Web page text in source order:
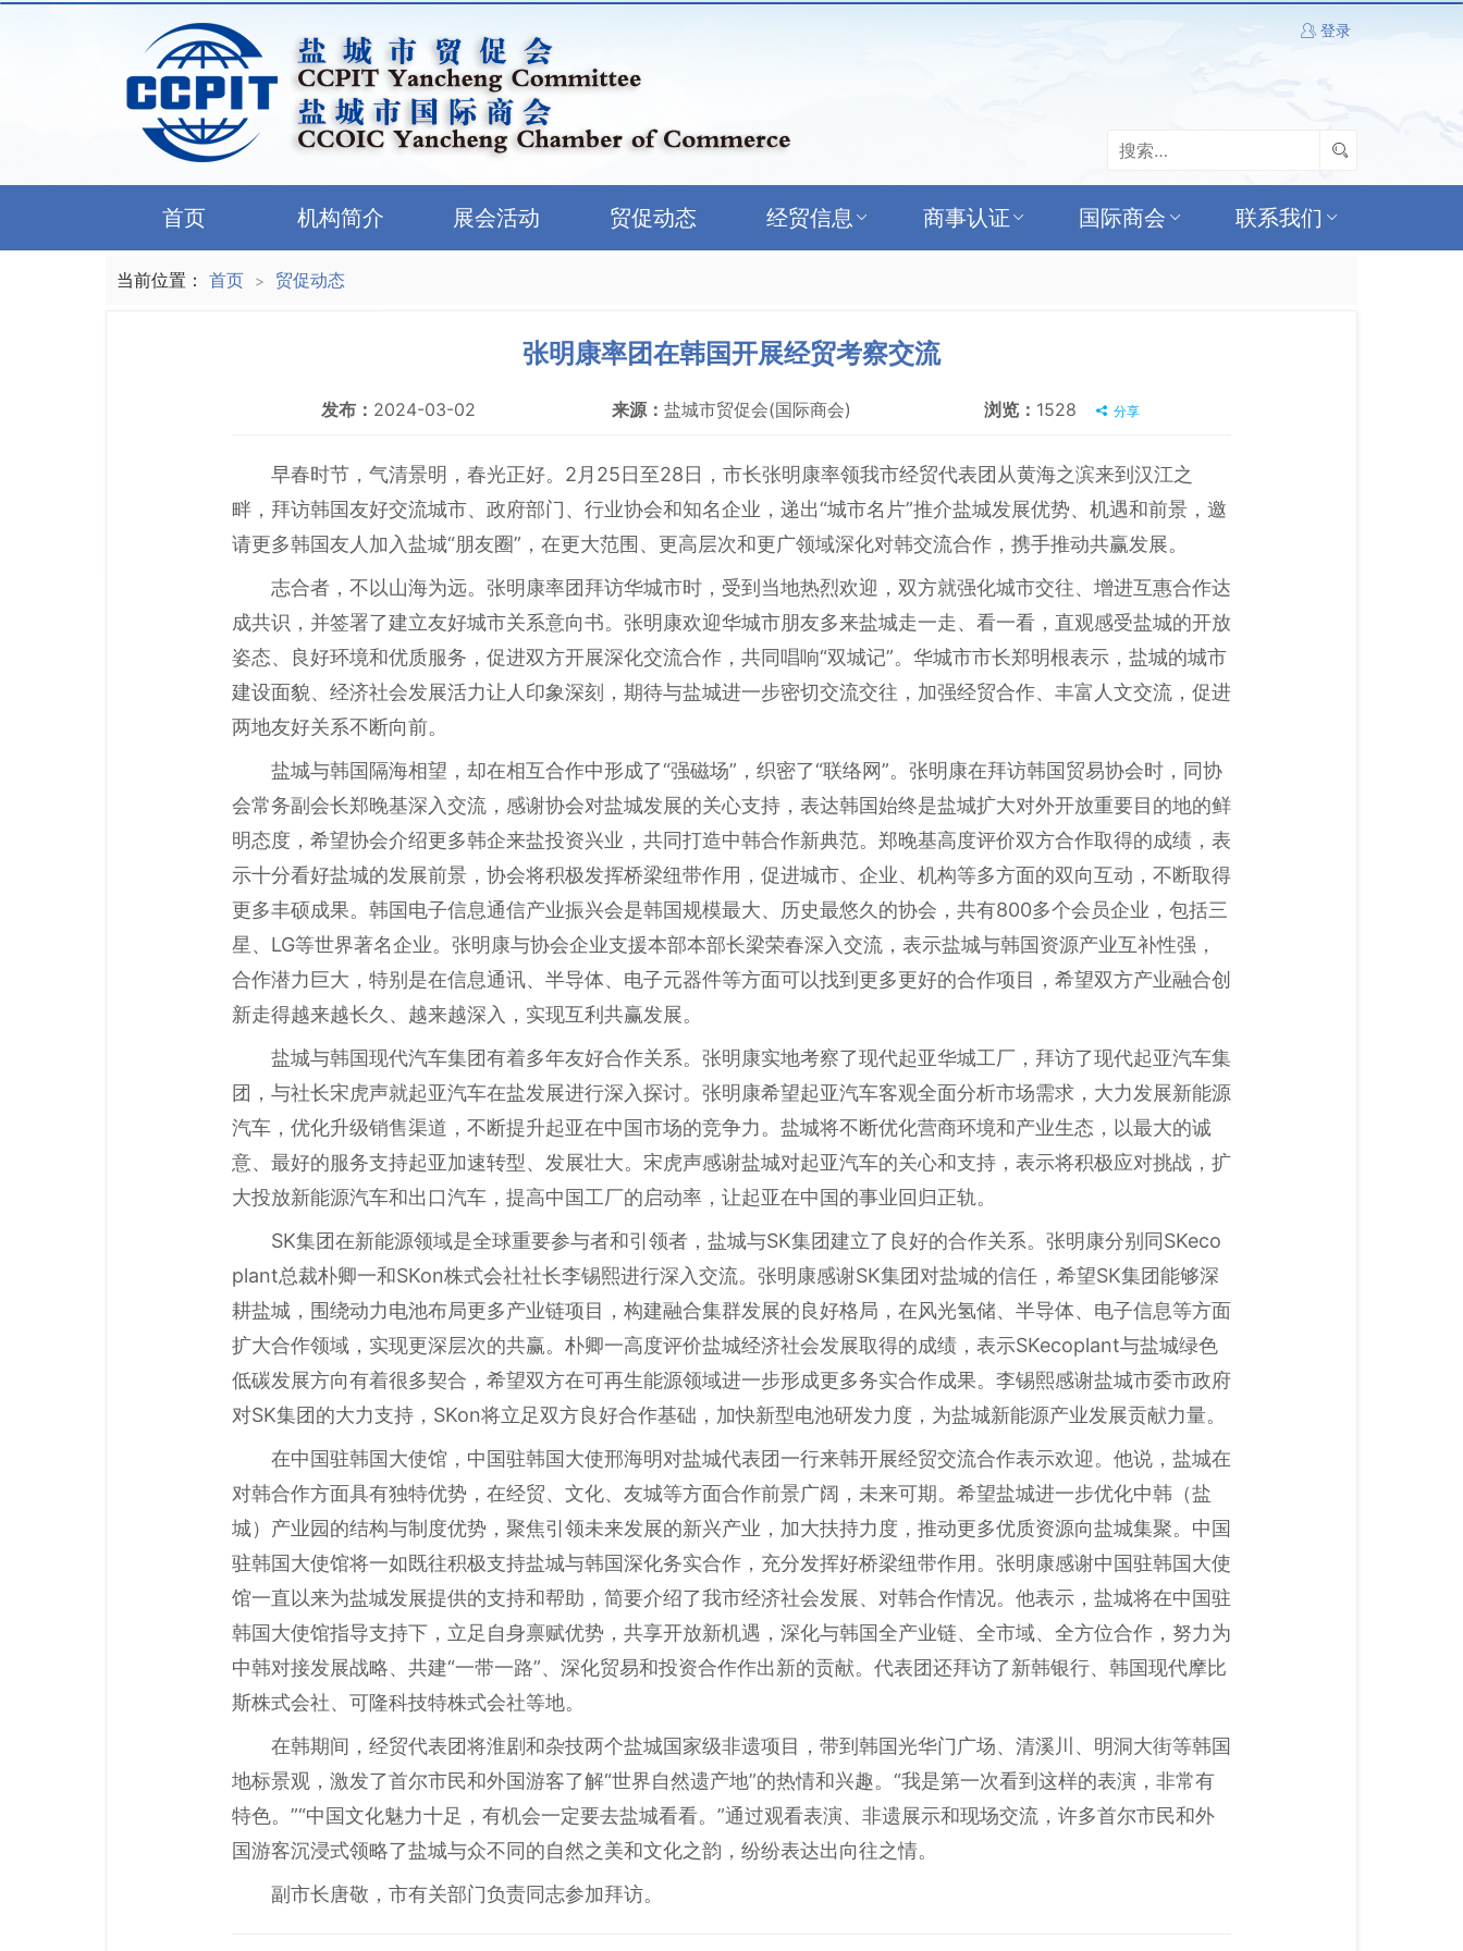
登录
首页 机构简介 展会活动 贸促动态 经贸信息 商事认证 国际商会 联系我们
当前位置： 首页 > 贸促动态
张明康率团在韩国开展经贸考察交流
发布： 2024-03-02 来源： 盐城市贸促会(国际商会) 浏览： 1528 分享
早春时节，气清景明，春光正好。2月25日至28日，市长张明康率领我市经贸代表团从黄海之滨来到汉江之
畔，拜访韩国友好交流城市、政府部门、行业协会和知名企业，递出“城市名片”推介盐城发展优势、机遇和前景，邀
请更多韩国友人加入盐城“朋友圈”，在更大范围、更高层次和更广领域深化对韩交流合作，携手推动共赢发展。
志合者，不以山海为远。张明康率团拜访华城市时，受到当地热烈欢迎，双方就强化城市交往、增进互惠合作达
成共识，并签署了建立友好城市关系意向书。张明康欢迎华城市朋友多来盐城走一走、看一看，直观感受盐城的开放
姿态、良好环境和优质服务，促进双方开展深化交流合作，共同唱响“双城记”。华城市市长郑明根表示，盐城的城市
建设面貌、经济社会发展活力让人印象深刻，期待与盐城进一步密切交流交往，加强经贸合作、丰富人文交流，促进
两地友好关系不断向前。
盐城与韩国隔海相望，却在相互合作中形成了“强磁场”，织密了“联络网”。张明康在拜访韩国贸易协会时，同协
会常务副会长郑晚基深入交流，感谢协会对盐城发展的关心支持，表达韩国始终是盐城扩大对外开放重要目的地的鲜
明态度，希望协会介绍更多韩企来盐投资兴业，共同打造中韩合作新典范。郑晚基高度评价双方合作取得的成绩，表
示十分看好盐城的发展前景，协会将积极发挥桥梁纽带作用，促进城市、企业、机构等多方面的双向互动，不断取得
更多丰硕成果。韩国电子信息通信产业振兴会是韩国规模最大、历史最悠久的协会，共有800多个会员企业，包括三
星、LG等世界著名企业。张明康与协会企业支援本部本部长梁荣春深入交流，表示盐城与韩国资源产业互补性强，
合作潜力巨大，特别是在信息通讯、半导体、电子元器件等方面可以找到更多更好的合作项目，希望双方产业融合创
新走得越来越长久、越来越深入，实现互利共赢发展。
盐城与韩国现代汽车集团有着多年友好合作关系。张明康实地考察了现代起亚华城工厂，拜访了现代起亚汽车集
团，与社长宋虎声就起亚汽车在盐发展进行深入探讨。张明康希望起亚汽车客观全面分析市场需求，大力发展新能源
汽车，优化升级销售渠道，不断提升起亚在中国市场的竞争力。盐城将不断优化营商环境和产业生态，以最大的诚
意、最好的服务支持起亚加速转型、发展壮大。宋虎声感谢盐城对起亚汽车的关心和支持，表示将积极应对挑战，扩
大投放新能源汽车和出口汽车，提高中国工厂的启动率，让起亚在中国的事业回归正轨。
SK集团在新能源领域是全球重要参与者和引领者，盐城与SK集团建立了良好的合作关系。张明康分别同SKeco
plant总裁朴卿一和SKon株式会社社长李锡熙进行深入交流。张明康感谢SK集团对盐城的信任，希望SK集团能够深
耕盐城，围绕动力电池布局更多产业链项目，构建融合集群发展的良好格局，在风光氢储、半导体、电子信息等方面
扩大合作领域，实现更深层次的共赢。朴卿一高度评价盐城经济社会发展取得的成绩，表示SKecoplant与盐城绿色
低碳发展方向有着很多契合，希望双方在可再生能源领域进一步形成更多务实合作成果。李锡熙感谢盐城市委市政府
对SK集团的大力支持，SKon将立足双方良好合作基础，加快新型电池研发力度，为盐城新能源产业发展贡献力量。
在中国驻韩国大使馆，中国驻韩国大使邢海明对盐城代表团一行来韩开展经贸交流合作表示欢迎。他说，盐城在
对韩合作方面具有独特优势，在经贸、文化、友城等方面合作前景广阔，未来可期。希望盐城进一步优化中韩（盐
城）产业园的结构与制度优势，聚焦引领未来发展的新兴产业，加大扶持力度，推动更多优质资源向盐城集聚。中国
驻韩国大使馆将一如既往积极支持盐城与韩国深化务实合作，充分发挥好桥梁纽带作用。张明康感谢中国驻韩国大使
馆一直以来为盐城发展提供的支持和帮助，简要介绍了我市经济社会发展、对韩合作情况。他表示，盐城将在中国驻
韩国大使馆指导支持下，立足自身禀赋优势，共享开放新机遇，深化与韩国全产业链、全市域、全方位合作，努力为
中韩对接发展战略、共建“一带一路”、深化贸易和投资合作作出新的贡献。代表团还拜访了新韩银行、韩国现代摩比
斯株式会社、可隆科技特株式会社等地。
在韩期间，经贸代表团将淮剧和杂技两个盐城国家级非遗项目，带到韩国光华门广场、清溪川、明洞大街等韩国
地标景观，激发了首尔市民和外国游客了解“世界自然遗产地”的热情和兴趣。“我是第一次看到这样的表演，非常有
特色。”“中国文化魅力十足，有机会一定要去盐城看看。”通过观看表演、非遗展示和现场交流，许多首尔市民和外
国游客沉浸式领略了盐城与众不同的自然之美和文化之韵，纷纷表达出向往之情。
副市长唐敬，市有关部门负责同志参加拜访。